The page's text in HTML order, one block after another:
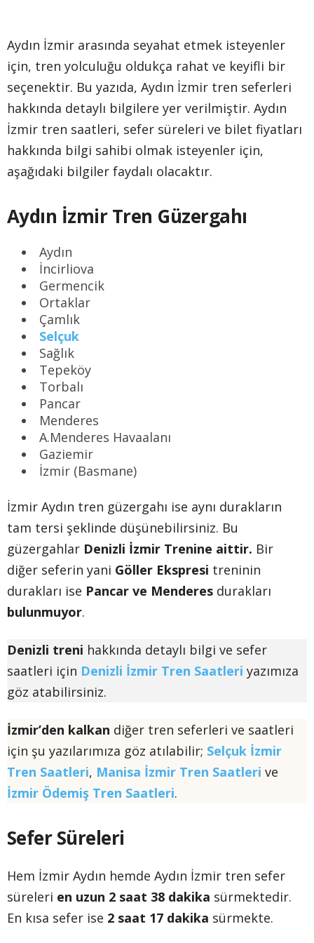
Aydın İzmir arasında seyahat etmek isteyenler
için, tren yolculuğu oldukça rahat ve keyifli bir
seçenektir. Bu yazıda, Aydın İzmir tren seferleri
hakkında detaylı bilgilere yer verilmiştir. Aydın
İzmir tren saatleri, sefer süreleri ve bilet fiyatları
hakkında bilgi sahibi olmak isteyenler için,
aşağıdaki bilgiler faydalı olacaktır.
Aydın İzmir Tren Güzergahı
Aydın
İncirliova
Germencik
Ortaklar
Çamlık
Selçuk
Sağlık
Tepeköy
Torbalı
Pancar
Menderes
A.Menderes Havaalanı
Gaziemir
İzmir (Basmane)
İzmir Aydın tren güzergahı ise aynı durakların
tam tersi şeklinde düşünebilirsiniz. Bu
güzergahlar Denizli İzmir Trenine aittir. Bir
diğer seferin yani Göller Ekspresi treninin
durakları ise Pancar ve Menderes durakları
bulunmuyor.
Denizli treni hakkında detaylı bilgi ve sefer
saatleri için Denizli İzmir Tren Saatleri yazımıza
göz atabilirsiniz.
İzmir’den kalkan diğer tren seferleri ve saatleri
için şu yazılarımıza göz atılabilir; Selçuk İzmir
Tren Saatleri, Manisa İzmir Tren Saatleri ve
İzmir Ödemiş Tren Saatleri.
Sefer Süreleri
Hem İzmir Aydın hemde Aydın İzmir tren sefer
süreleri en uzun 2 saat 38 dakika sürmektedir.
En kısa sefer ise 2 saat 17 dakika sürmekte.